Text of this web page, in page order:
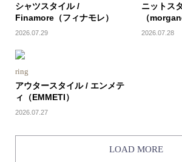
シャツスタイル /
Finamore（フィナモレ）
2026.07.29
ニットス
（
2026.07.28
ring
アウタースタイル / エンメテ
ィ（EMMETI）
2026.07.27
LOAD MORE